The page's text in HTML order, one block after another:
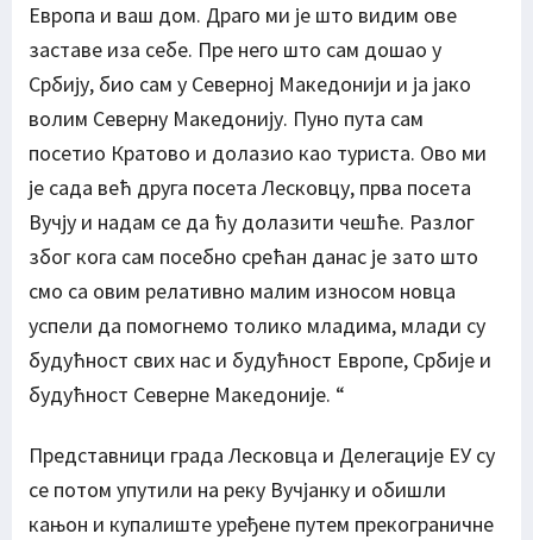
Европа и ваш дом. Драго ми је што видим ове
заставе иза себе. Пре него што сам дошао у
Србију, био сам у Северној Македонији и ја јако
волим Северну Македонију. Пуно пута сам
посетио Кратово и долазио као туриста. Ово ми
је сада већ друга посета Лесковцу, прва посета
Вучју и надам се да ћу долазити чешће. Разлог
због кога сам посебно срећан данас је зато што
смо са овим релативно малим износом новца
успели да помогнемо толико младима, млади су
будућност свих нас и будућност Европе, Србије и
будућност Северне Македоније. “
Представници града Лесковца и Делегације ЕУ су
се потом упутили на реку Вучјанку и обишли
кањон и купалиште уређене путем прекограничне